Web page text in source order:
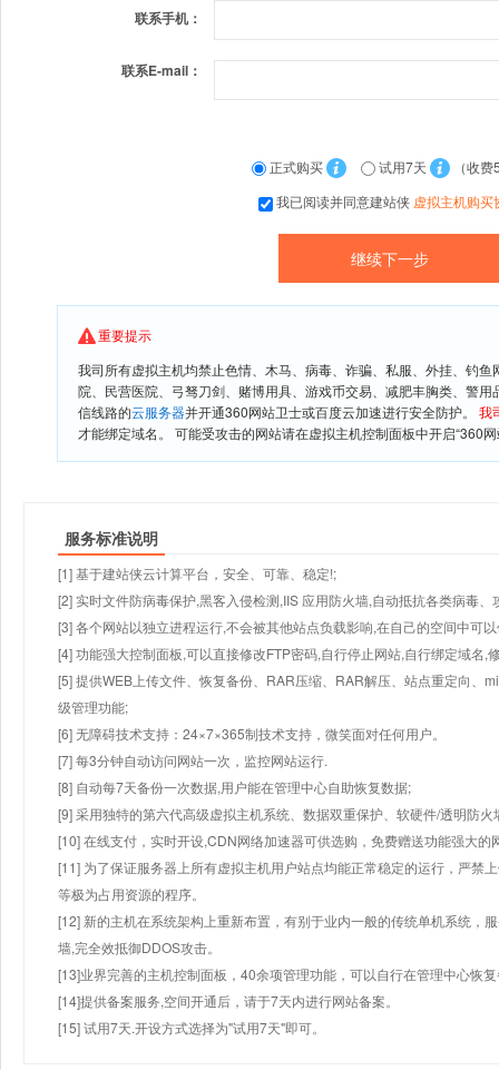
联系手机：
联系E-mail：
正式购买 试用7天
（收费
我已阅读并同意建站侠 虚拟主机购买
重要提示
我司所有虚拟主机均禁止色情、木马、病毒、诈骗、私服、外挂、钓
院、民营医院、弓驽刀剑、赌博用具、游戏币交易、减肥丰胸类、警
信线路的云服务器并开通360网站卫士或百度云加速进行安全防护。 我
才能绑定域名。 可能受攻击的网站请在虚拟主机控制面板中开启“360
服务标准说明
[1] 基于建站侠云计算平台，安全、可靠、稳定!;
[2] 实时文件防病毒保护,黑客入侵检测,IIS 应用防火墙,自动抵抗各类病毒、
[3] 各个网站以独立进程运行,不会被其他站点负载影响,在自己的空间中可
[4] 功能强大控制面板,可以直接修改FTP密码,自行停止网站,自行绑定域名,
[5] 提供WEB上传文件、恢复备份、RAR压缩、RAR解压、站点重定向、
级管理功能;
[6] 无障碍技术支持：24×7×365制技术支持，微笑面对任何用户。
[7] 每3分钟自动访问网站一次，监控网站运行.
[8] 自动每7天备份一次数据,用户能在管理中心自助恢复数据;
[9] 采用独特的第六代高级虚拟主机系统、数据双重保护、软硬件/透明防火
[10] 在线支付，实时开设,CDN网络加速器可供选购，免费赠送功能强大
[11] 为了保证服务器上所有虚拟主机用户站点均能正常稳定的运行，严禁
等极为占用资源的程序。
[12] 新的主机在系统架构上重新布置，有别于业内一般的传统单机系统，
墙,完全效抵御DDOS攻击。
[13]业界完善的主机控制面板，40余项管理功能，可以自行在管理中心恢
[14]提供备案服务,空间开通后，请于7天内进行网站备案。
[15] 试用7天.开设方式选择为"试用7天"即可。